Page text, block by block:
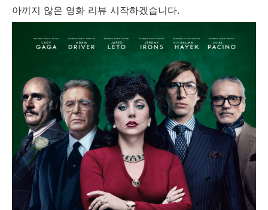
아끼지 않은 영화 리뷰 시작하겠습니다.